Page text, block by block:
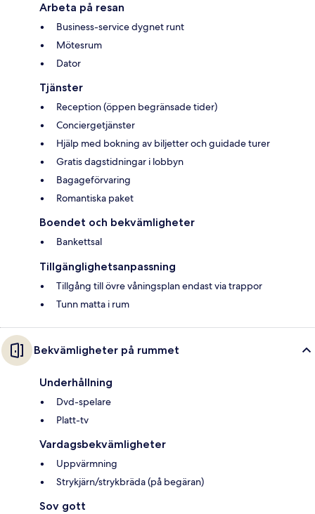
Arbeta på resan
Business-service dygnet runt
Mötesrum
Dator
Tjänster
Reception (öppen begränsade tider)
Conciergetjänster
Hjälp med bokning av biljetter och guidade turer
Gratis dagstidningar i lobbyn
Bagageförvaring
Romantiska paket
Boendet och bekvämligheter
Bankettsal
Tillgänglighetsanpassning
Tillgång till övre våningsplan endast via trappor
Tunn matta i rum
Bekvämligheter på rummet
Underhållning
Dvd-spelare
Platt-tv
Vardagsbekvämligheter
Uppvärmning
Strykjärn/strykbräda (på begäran)
Sov gott